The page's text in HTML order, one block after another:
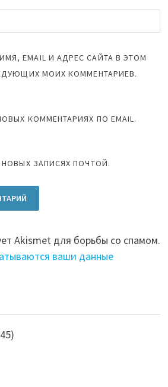
EMAIL И АДРЕС САЙТА В ЭТОМ
МОИХ КОММЕНТАРИЕВ.
КОММЕНТАРИЯХ ПО EMAIL.
ЗАПИСЯХ ПОЧТОЙ.
Akismet для борьбы со спамом.
ваши данные